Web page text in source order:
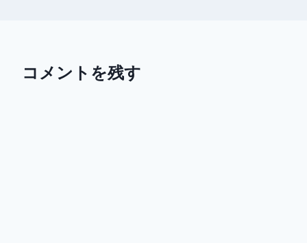
コメントを残す